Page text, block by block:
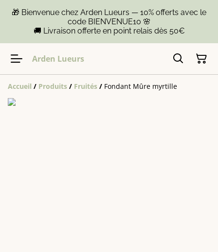
🎁 Bienvenue chez Arden Lueurs — 10% offerts avec le
code BIENVENUE10 🌸
🚚 Livraison offerte en point relais dès 50€
Arden Lueurs
Accueil / Produits / Fruités / Fondant Mûre myrtille